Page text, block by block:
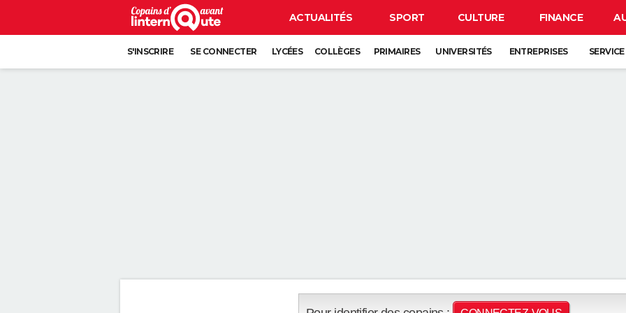
ACTUALITÉS SPORT CULTURE FINANCE
S'INSCRIRE SE CONNECTER LYCÉES COLLÈGES PRIMAIRES UNIVERSITÉS ENTREPRISES